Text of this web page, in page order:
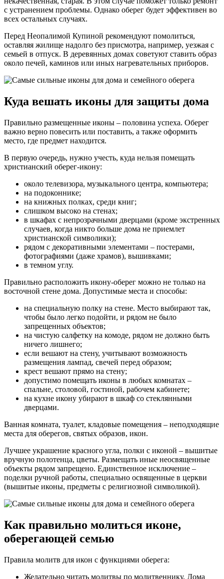
с устранением проблемы. Однако оберег будет эффективен во
всех остальных случаях.
Перед Неопалимой Купиной рекомендуют помолиться,
оставляя жилище надолго без присмотра, например, уезжая с
семьей в отпуск. В деревянных домах советуют ставить образ
около печей, каминов или иных нагревательных приборов.
Куда вешать иконы для защиты дома
Правильно размещенные иконы – половина успеха. Оберег
важно верно повесить или поставить, а также оформить
место, где предмет находится.
В первую очередь, нужно учесть, куда нельзя помещать
христианский оберег-икону:
около телевизора, музыкального центра, компьютера;
на подоконнике;
на книжных полках, среди книг;
слишком высоко на стенах;
в шкафах с непрозрачными дверцами (кроме экстренных
случаев, когда никто больше дома не приемлет
христианской символики);
рядом с декоративными элементами – постерами,
фотографиями (даже храмов), вышивками;
в темном углу.
Правильно расположить икону-оберег можно не только на
восточной стене дома. Допустимые места и способы:
на специальную полку на стене. Место выбирают так,
чтобы было легко подойти, и рядом не было
запрещенных объектов;
на чистую салфетку на комоде, рядом не должно быть
ничего лишнего;
если вешают на стену, учитывают возможность
размещения лампад, свечей перед образом;
крест вешают прямо на стену;
допустимо помещать иконы в любых комнатах –
спальне, столовой, гостиной, рабочем кабинете;
на кухне икону убирают в шкаф со стеклянными
дверцами.
Ванная комната, туалет, кладовые помещения – неподходящие
места для оберегов, святых образов, икон.
Лучшее украшение красного угла, полки с иконой – вышитые
вручную полотенца, цветы. Размещать иные неосвященные
объекты рядом запрещено. Единственное исключение –
поделки ручной работы, специально освященные в церкви
(вышитые иконы, предметы с религиозной символикой).
Как правильно молиться иконе,
оберегающей семью
Правила молитв для икон с функциями оберега:
Желательно читать молитвы по молитвеннику. Дома